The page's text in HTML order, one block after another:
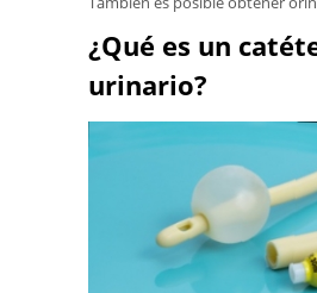
¿Qué es un
urinario?